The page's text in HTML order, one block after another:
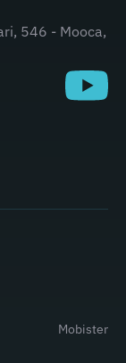
546 - Mooca,
Mobister